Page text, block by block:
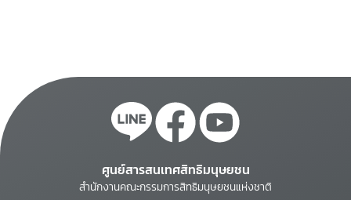
ศูนย์สารสนเทศสิทธิมนุษยชน
สำนักงานคณะกรรมการสิทธิมนุษยชนแห่งชาติ